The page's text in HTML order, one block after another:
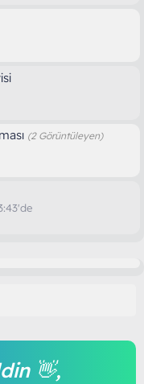
(2 Görüntüleyen)
👋,